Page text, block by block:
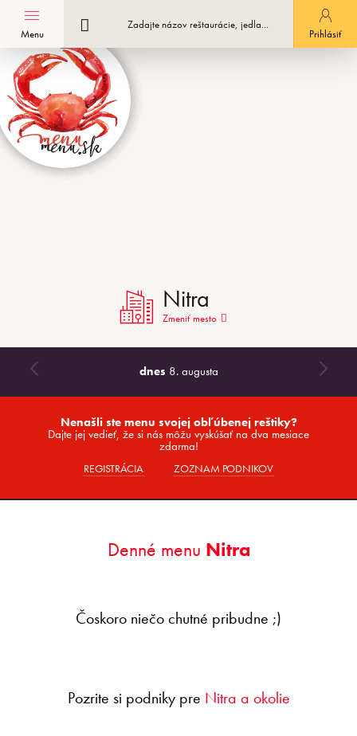
Registrácia podniku Prihlásiť
Nitra
Zmeniť mesto
Menu
dnes 8. augusta
Nenašli ste menu svojej obľúbenej reštiky?
Dajte jej vedieť, že si nás môžu vyskúšať na dva mesiace
zdarma!
REGISTRÁCIA ZOZNAM PODNIKOV
Denné menu Nitra
Čoskoro niečo chutné pribudne ;)
Pozrite si podniky pre Nitra a okolie